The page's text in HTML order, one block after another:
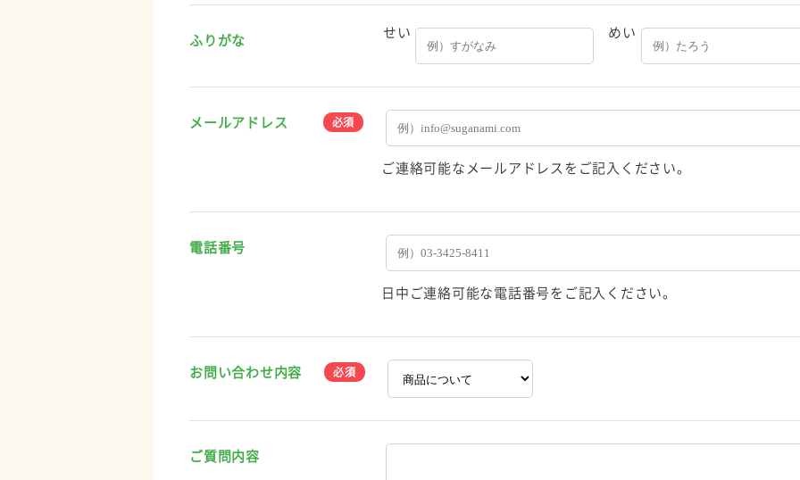
ふりがな せい めい
メールアドレス
ご連絡可能なメールアドレスをご記入ください。
電話番号
日中ご連絡可能な電話番号をご記入ください。
お問い合わせ内容
ご質問内容